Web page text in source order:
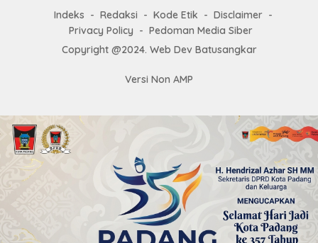
Indeks Redaksi Kode Etik
Disclaimer
Privacy Policy
Pedoman Media Siber
Copyright @2024. Web Dev Batusangkar
Versi Non AMP